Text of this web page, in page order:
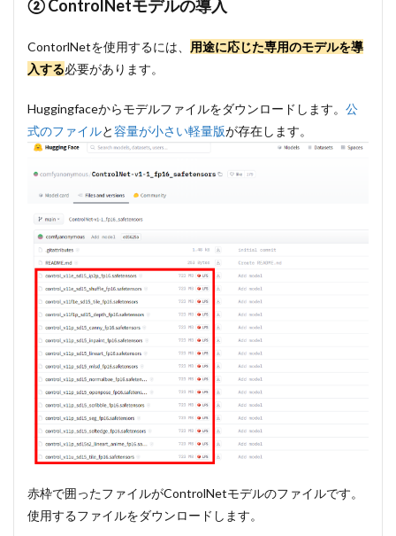
② ControlNetモデルの導入
ContorlNetを使用するには、 用途に応じた専用のモデルを導
入する必要があります。
Huggingfaceからモデルファイルをダウンロードします。 公
式のファイルと容量が小さい軽量版が存在します。
赤枠で囲ったファイルがControlNetモデルのファイルです。
使用するファイルをダウンロードします。